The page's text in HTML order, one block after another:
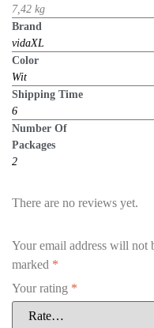
7,42 kg
Brand
vidaXL
Color
Wit
Shipping Time
6
Number Of
Packages
2
There are no reviews yet.
Your email address will not
marked *
Your rating *